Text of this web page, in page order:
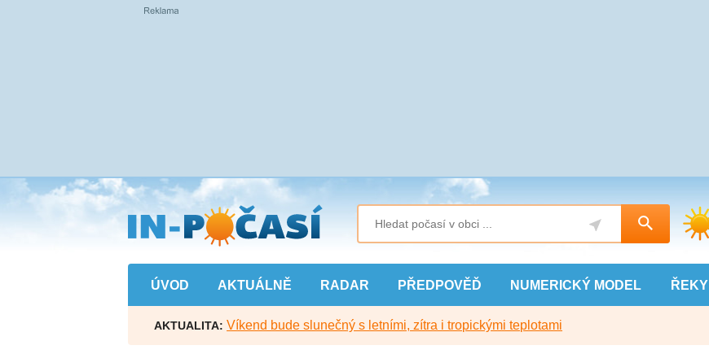
Přejít
na
hlavní
obsah
ÚVOD AKTUÁLNĚ RADAR PŘEDPOVĚĎ NUMERICKÝ MODEL ŘEKY
AKTUALITA: Víkend bude slunečný s letními, zítra i tropickými teplotami